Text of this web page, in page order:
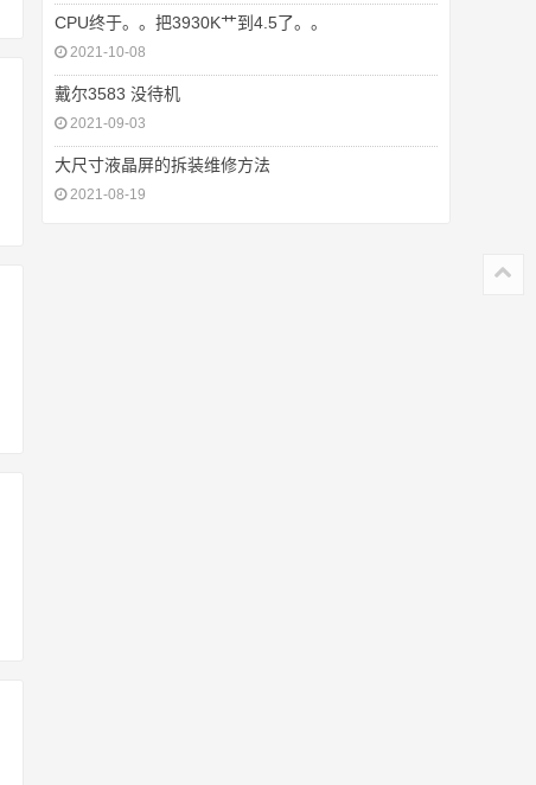
CPU终于。。把3930K艹到4.5了。。
2021-10-08
戴尔3583 没待机
2021-09-03
大尺寸液晶屏的拆装维修方法
2021-08-19